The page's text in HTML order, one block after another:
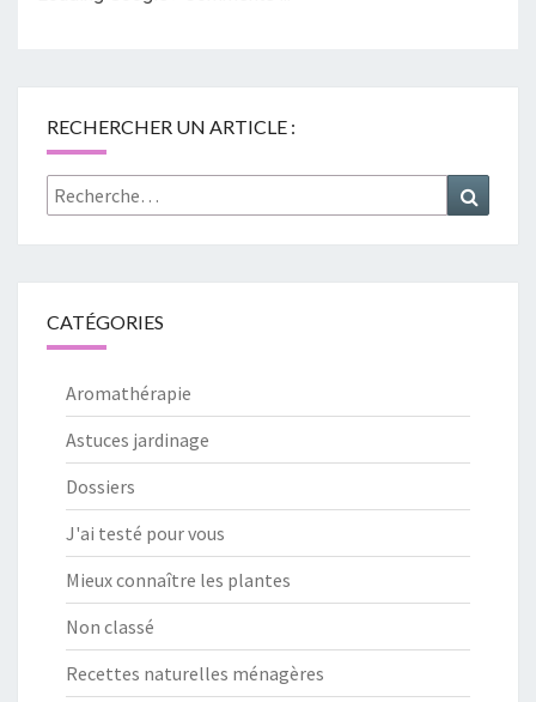
RECHERCHER UN ARTICLE :
Rechercher :
CATÉGORIES
Aromathérapie
Astuces jardinage
Dossiers
J'ai testé pour vous
Mieux connaître les plantes
Non classé
Recettes naturelles ménagères